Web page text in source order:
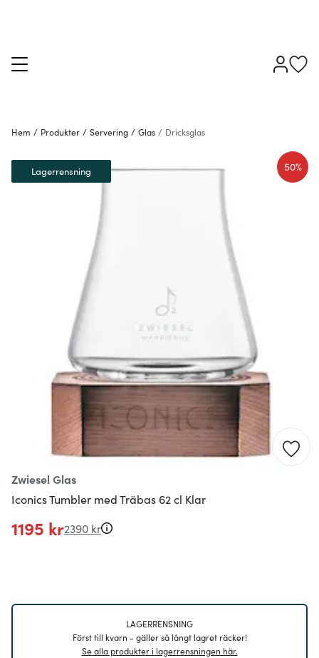
Hem / Produkter / Servering / Glas / Dricksglas
Zwiesel Glas
Iconics Tumbler med Träbas 62 cl Klar
50%
Lagerrensning
1195 kr2390 kr
LAGERRENSNING
Först till kvarn - gäller så långt lagret räcker!
Se alla produkter i lagerrensningen här.